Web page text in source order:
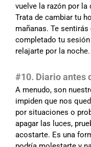
vuelve la razón por la
Trata de cambiar tu
mañanas. Te
completado tu sesión
relajarte por la noche.
#10. Diario antes
A menudo, son
impiden que nos
por situaciones o
apagar las luces,
acostarte. Es una